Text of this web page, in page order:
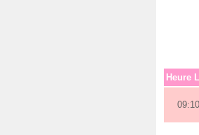
Heure